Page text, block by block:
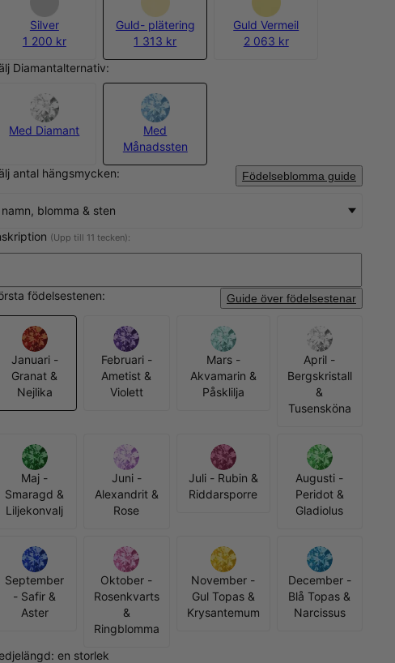
Silver
1 200 kr
Guld- plätering
1 313 kr
Guld Vermeil
2 063 kr
Diamantalternativ:
Med Diamant
Med
Månadssten
antal hängsmycken:
Födelseblomma guide
namn, blomma & sten
(Upp till 11 tecken):
födelsestenen: Guide över födelsestenar
Januari -
Granat &
Nejlika
Februari -
Ametist &
Violett
Mars -
Akvamarin &
Påsklilja
April -
Bergskristall
&
Tusensköna
Maj -
Smaragd &
Liljekonvalj
Juni -
Alexandrit &
Rose
Juli - Rubin &
Riddarsporre
Augusti -
Peridot &
Gladiolus
September
- Safir &
Aster
Oktober -
Rosenkvarts
&
Ringblomma
November -
Gul Topas &
Krysantemum
December -
Blå Topas &
Narcissus
en storlek